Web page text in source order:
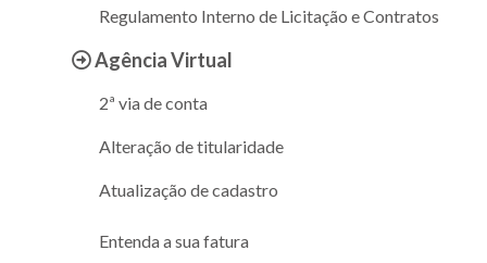
Regulamento Interno de Licitação e Contratos
Agência Virtual
2ª via de conta
Alteração de titularidade
Atualização de cadastro
Entenda a sua fatura